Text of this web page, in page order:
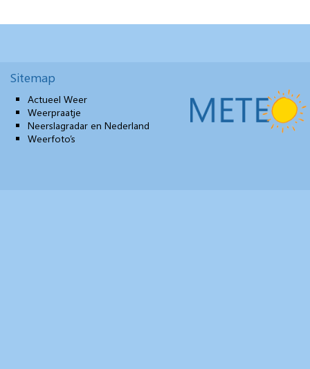
Sitemap
Actueel Weer
Weerpraatje
Neerslagradar en Nederland
Weerfoto’s